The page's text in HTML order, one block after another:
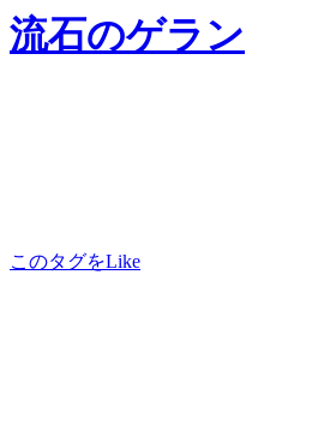
流石のゲラン
このタグをLike